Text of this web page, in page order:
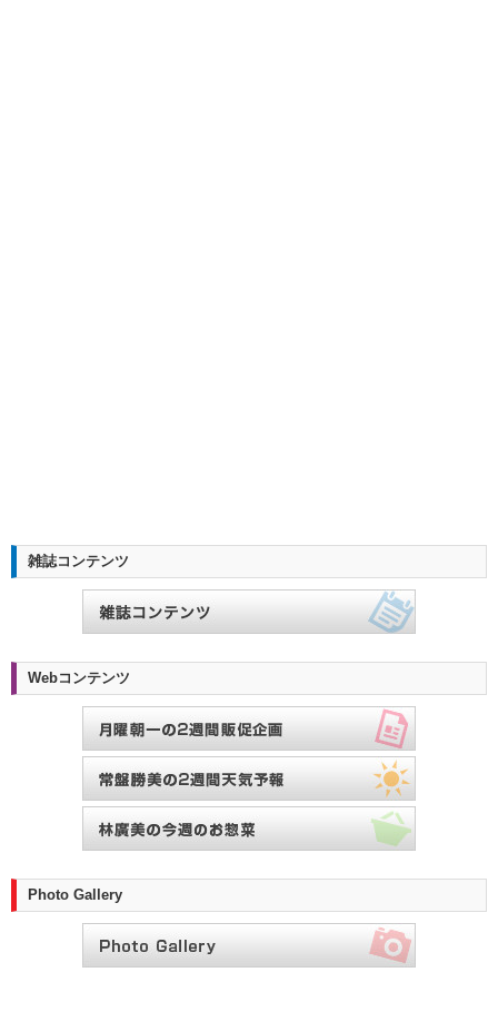
雑誌コンテンツ
Webコンテンツ
Photo Gallery